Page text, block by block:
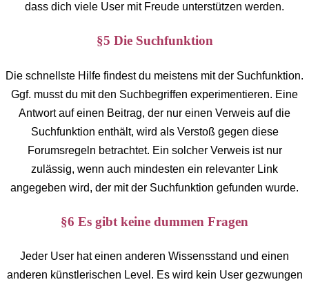
dass dich viele User mit Freude unterstützen werden.
§5 Die Suchfunktion
Die schnellste Hilfe findest du meistens mit der Suchfunktion.
Ggf. musst du mit den Suchbegriffen experimentieren. Eine
Antwort auf einen Beitrag, der nur einen Verweis auf die
Suchfunktion enthält, wird als Verstoß gegen diese
Forumsregeln betrachtet. Ein solcher Verweis ist nur
zulässig, wenn auch mindesten ein relevanter Link
angegeben wird, der mit der Suchfunktion gefunden wurde.
§6 Es gibt keine dummen Fragen
Jeder User hat einen anderen Wissensstand und einen
anderen künstlerischen Level. Es wird kein User gezwungen